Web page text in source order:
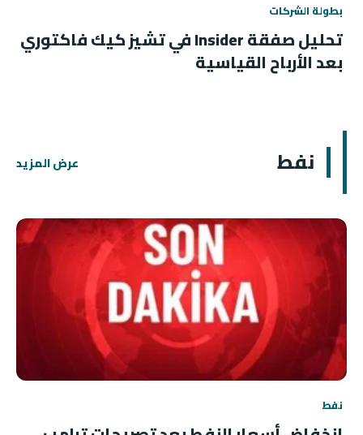
بطولة الشركات
تحليل صفقة Insider في تشيز كيك فاكتوري
بعد الأرباح القياسية
نفط عرض المزيد
نفط